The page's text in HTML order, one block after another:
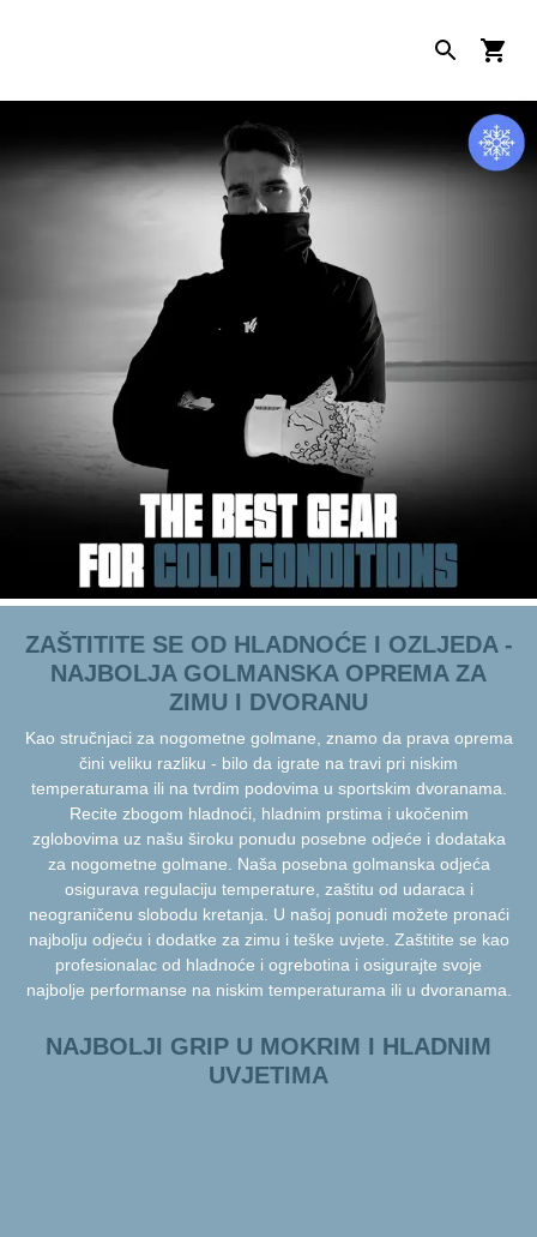
ZAŠTITITE SE OD HLADNOĆE I OZLJEDA -
NAJBOLJA GOLMANSKA OPREMA ZA
ZIMU I DVORANU
Kao stručnjaci za nogometne golmane, znamo da prava oprema
čini veliku razliku - bilo da igrate na travi pri niskim
temperaturama ili na tvrdim podovima u sportskim dvoranama.
Recite zbogom hladnoći, hladnim prstima i ukočenim
zglobovima uz našu široku ponudu posebne odjeće i dodataka
za nogometne golmane. Naša posebna golmanska odjeća
osigurava regulaciju temperature, zaštitu od udaraca i
neograničenu slobodu kretanja. U našoj ponudi možete pronaći
najbolju odjeću i dodatke za zimu i teške uvjete. Zaštitite se kao
profesionalac od hladnoće i ogrebotina i osigurajte svoje
najbolje performanse na niskim temperaturama ili u dvoranama.
NAJBOLJI GRIP U MOKRIM I HLADNIM
UVJETIMA